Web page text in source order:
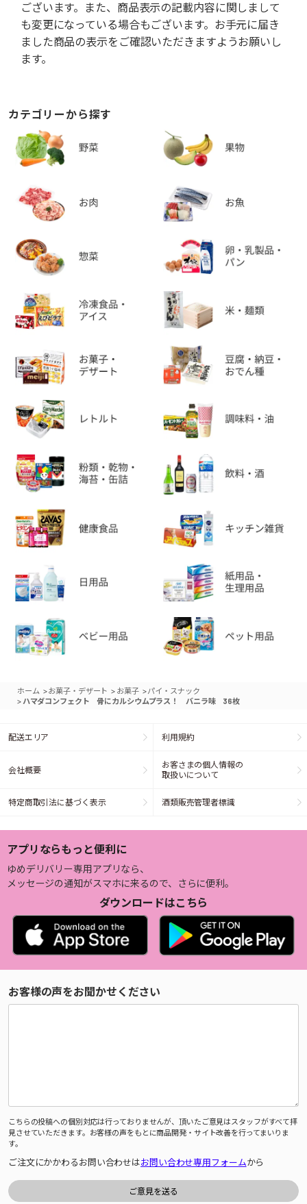
ございます。また、商品表示の記載内容に関しまして
も変更になっている場合もございます。お手元に届き
ました商品の表示をご確認いただきますようお願いし
ます。
カテゴリーから探す
ホーム >お菓子・デザート > お菓子 >パイ・スナック
> ハマダコンフェクト 骨にカルシウムプラス！ バニラ味 36枚
配送エリア 利用規約
会社概要
お客さまの個人情報の
取扱いについて
特定商取引法に基づく表示 酒類販売管理者標識
アプリならもっと便利に
ゆめデリバリー専用アプリなら、
メッセージの通知がスマホに来るので、さらに便利。
ダウンロードはこちら
お客様の声をお聞かせください
こちらの投稿への個別対応は行っておりませんが、頂いたご意見はスタッフがすべて拝
見させていただきます。お客様の声をもとに商品開発・サイト改善を行ってまいりま
す。
ご注文にかかわるお問い合わせはお問い合わせ専用フォームから